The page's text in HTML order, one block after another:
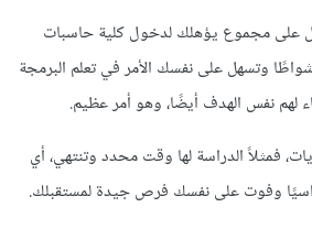
على مجموع يؤهلك لدخول كلية حاسبات
وتسهل على نفسك الأمر في تعلم البرمجة
نفس الهدف أيضًا، وهو أمر عظيم.
فمثلاً الدراسة لها وقت محدد وتنتهي، أي
وفوت على نفسك فرص جيدة لمستقبلك.